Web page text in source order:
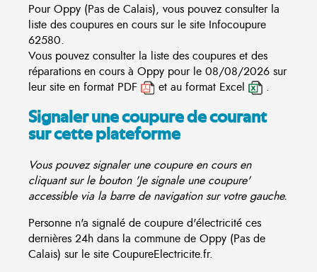
Pour Oppy (Pas de Calais), vous pouvez consulter la
liste des coupures en cours sur le site Infocoupure
62580.
Vous pouvez consulter la liste des coupures et des
réparations en cours à Oppy pour le 08/08/2026 sur
leur site en format PDF
et au format Excel .
Signaler une coupure de courant
sur cette plateforme
Vous pouvez signaler une coupure en cours en
cliquant sur le bouton 'Je signale une coupure'
accessible via la barre de navigation sur votre gauche.
Personne n'a signalé de coupure d'électricité ces
dernières 24h dans la commune de Oppy (Pas de
Calais) sur le site CoupureElectricite.fr.